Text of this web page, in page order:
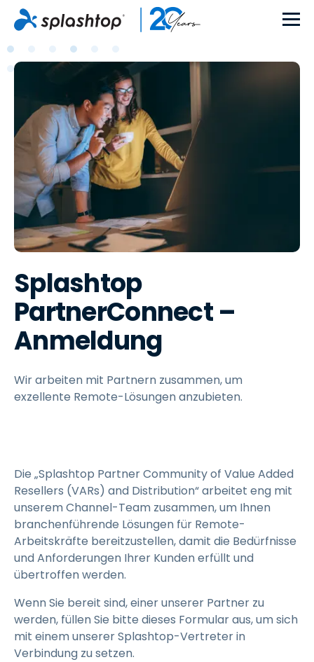
Splashtop
PartnerConnect –
Anmeldung
Wir arbeiten mit Partnern zusammen, um
exzellente Remote-Lösungen anzubieten.
Die „Splashtop Partner Community of Value Added
Resellers (VARs) and Distribution“ arbeitet eng mit
unserem Channel-Team zusammen, um Ihnen
branchenführende Lösungen für Remote-
Arbeitskräfte bereitzustellen, damit die Bedürfnisse
und Anforderungen Ihrer Kunden erfüllt und
übertroffen werden.
Wenn Sie bereit sind, einer unserer Partner zu
werden, füllen Sie bitte dieses Formular aus, um sich
mit einem unserer Splashtop-Vertreter in
Verbindung zu setzen.